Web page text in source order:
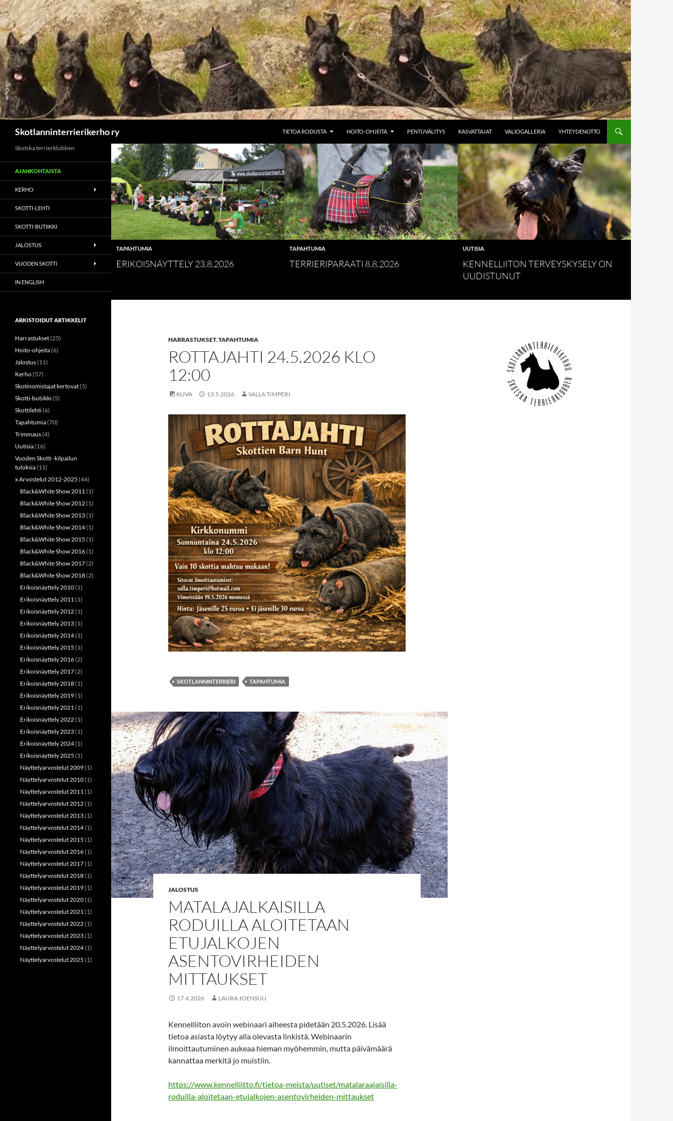
Skotlanninterrierikerho ry
TIETOA RODUSTA
HOITO-OHJEITA PENTUVÄLITYS KASVATTAJAT VALIOGALLERIA YHTEYDENOTTO
TAPAHTUMIA
ERIKOISNÄYTTELY 23.8.2026
TAPAHTUMIA
TERRIERIPARAATI 8.8.2026
UUTISIA
KENNELLIITON TERVEYSKYSELY ON
UUDISTUNUT
HARRASTUKSET,TAPAHTUMIA
ROTTAJAHTI 24.5.2026 KLO
12:00
KUVA 13.5.2026 SALLA TIMPERI
SKOTLANNINTERRIERI TAPAHTUMIA
JALOSTUS
MATALAJALKAISILLA
RODUILLA ALOITETAAN
ETUJALKOJEN
ASENTOVIRHEIDEN
MITTAUKSET
17.4.2026 LAURA JOENSUU
Kennelliiton avoin webinaari aiheesta pidetään 20.5.2026. Lisää
tietoa asiasta löytyy alla olevasta linkistä. Webinaarin
ilmoittautuminen aukeaa hieman myöhemmin, mutta päivämäärä
kannattaa merkitä jo muistiin.
https://www.kennelliitto.fi/tietoa-meista/uutiset/matalaraajaisilla-
roduilla-aloitetaan-etujalkojen-asentovirheiden-mittaukset
Skotska terrierklubben
AJANKOHTAISTA
KERHO
SKOTTI-LEHTI
SKOTTI-BUTIIKKI
JALOSTUS
VUODEN SKOTTI
IN ENGLISH
ARKISTOIDUT ARTIKKELIT
Harrastukset(25)
Hoito-ohjeita(6)
Jalostus(11)
Kerho(57)
Skotinomistajat kertovat(5)
Skotti-butiikki(5)
Skottilehti(6)
Tapahtumia(70)
Trimmaus(4)
Uutisia(16)
Vuoden Skotti -kilpailun
tuloksia(11)
x Arvostelut 2012-2025 (44)
Black&White Show 2011(1)
Black&White Show 2012(1)
Black&White Show 2013(1)
Black&White Show 2014(1)
Black&White Show 2015 (1)
Black&White Show 2016(1)
Black&White Show 2017(2)
Black&White Show 2018(2)
Erikoisnäyttely 2010(1)
Erikoisnäyttely 2011(1)
Erikoisnäyttely 2012(1)
Erikoisnäyttely 2013(1)
Erikoisnäyttely 2014(1)
Erikoisnäyttely 2015 (1)
Erikoisnäyttely 2016(2)
Erikoisnäyttely 2017(2)
Erikoisnäyttely 2018(1)
Erikoisnäyttely 2019(1)
Erikoisnäyttely 2021(1)
Erikoisnäyttely 2022(1)
Erikoisnäyttely 2023(1)
Erikoisnäyttely 2024(1)
Erikoisnäyttely 2025 (1)
Näyttelyarvostelut 2009(1)
Näyttelyarvostelut 2010(1)
Näyttelyarvostelut 2011(1)
Näyttelyarvostelut 2012(1)
Näyttelyarvostelut 2013(1)
Näyttelyarvostelut 2014(1)
Näyttelyarvostelut 2015 (1)
Näyttelyarvostelut 2016(1)
Näyttelyarvostelut 2017(1)
Näyttelyarvostelut 2018(1)
Näyttelyarvostelut 2019(1)
Näyttelyarvostelut 2020(1)
Näyttelyarvostelut 2021(1)
Näyttelyarvostelut 2022(1)
Näyttelyarvostelut 2023(1)
Näyttelyarvostelut 2024(1)
Näyttelyarvostelut 2025 (1)